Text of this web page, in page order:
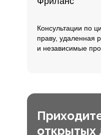
Консультации по
праву, удаленная
и независимые
открытых